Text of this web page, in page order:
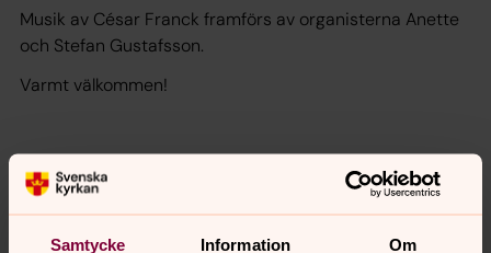
Samtycke Information Om
Musik av César Franck framförs av organisterna Anette
och Stefan Gustafsson.
Varmt välkommen!
Senast ändrad 6 oktober 2022
Synpunkter eller frågor på sidans
innehåll?